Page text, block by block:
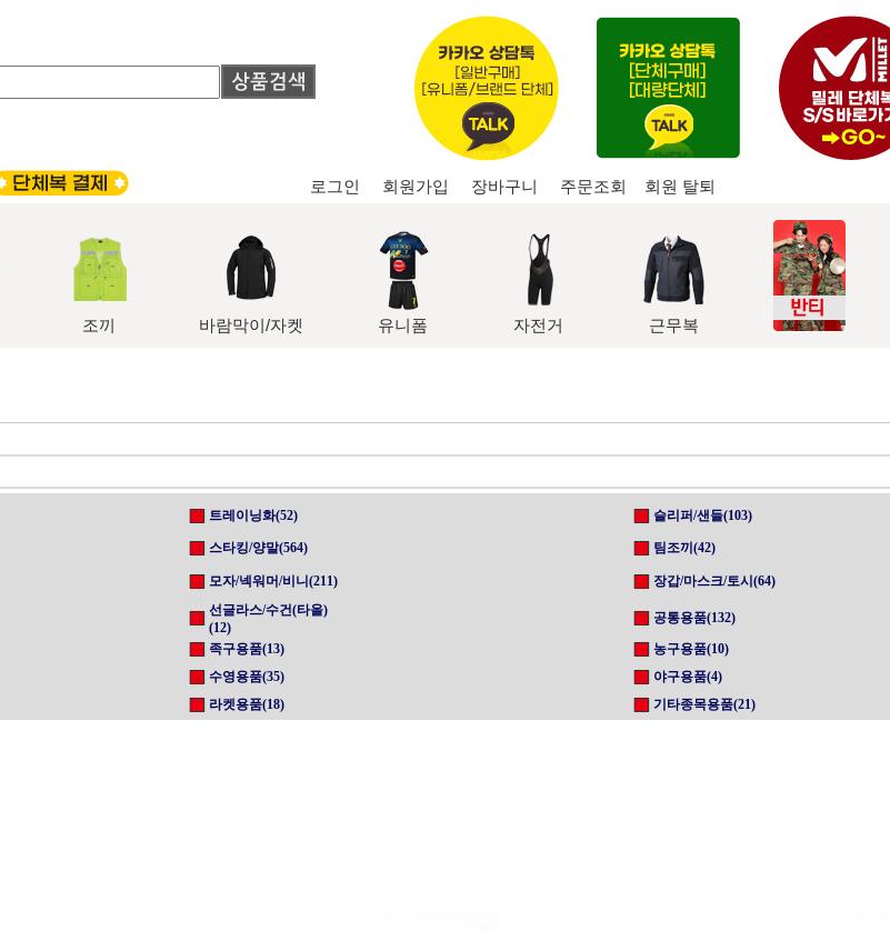
로그인 회원가입 장바구니 주문조회 회원 탈퇴
조끼 바람막이/자켓 유니폼 자전거 근무복
트레이닝화(52) 슬리퍼/샌들(103)
스타킹/양말(564)
팀조끼(42)
모자/넥워머/비니(211) 장갑/마스크/토시(64)
선글라스/수건(타올)
(12)
공통용품(132)
족구용품(13)
농구용품(10)
수영용품(35)
야구용품(4)
라켓용품(18) 기타종목용품(21)